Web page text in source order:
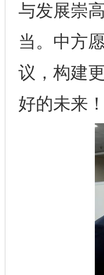
与发展崇
当。中方
议，构建
好的未来！